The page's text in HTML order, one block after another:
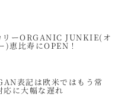
リーORGANIC JUNKIE(オ
)恵比寿にOPEN！
表記は欧米ではもう常
に大幅な遅れ